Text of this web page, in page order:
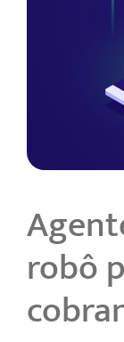
robô